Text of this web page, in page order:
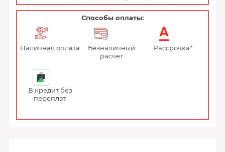
Способы оплаты:
Наличная оплата
Безналичный
расчет
Рассрочка*
В кредит без
переплат